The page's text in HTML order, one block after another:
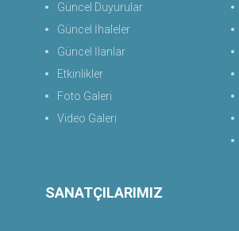
Güncel Duyurular
Güncel İhaleler
Güncel İlanlar
Etkinlikler
Foto Galeri
Video Galeri
SANATÇILARIMIZ